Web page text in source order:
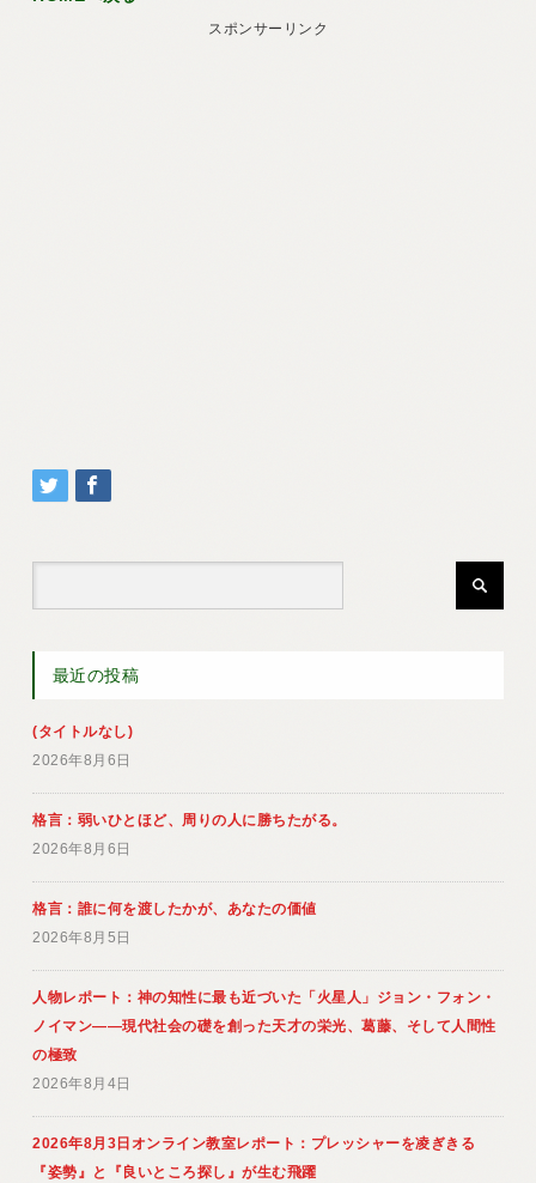
スポンサーリンク
最近の投稿
(タイトルなし)
2026年8月6日
格言：弱いひとほど、周りの人に勝ちたがる。
2026年8月6日
格言：誰に何を渡したかが、あなたの価値
2026年8月5日
人物レポート：神の知性に最も近づいた「火星人」ジョン・フォン・
ノイマン――現代社会の礎を創った天才の栄光、葛藤、そして人間性
の極致
2026年8月4日
2026年8月3日オンライン教室レポート：プレッシャーを凌ぎきる
『姿勢』と『良いところ探し』が生む飛躍